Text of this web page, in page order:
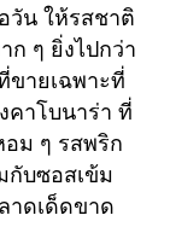
วัน ให้รสชาติ
ๆ ยิ่งไปกว่า
ขายเฉพาะที่
คาโบนาร่า ที่
อม ๆ รสพริก
กับซอสเข้ม
าดเด็ดขาด